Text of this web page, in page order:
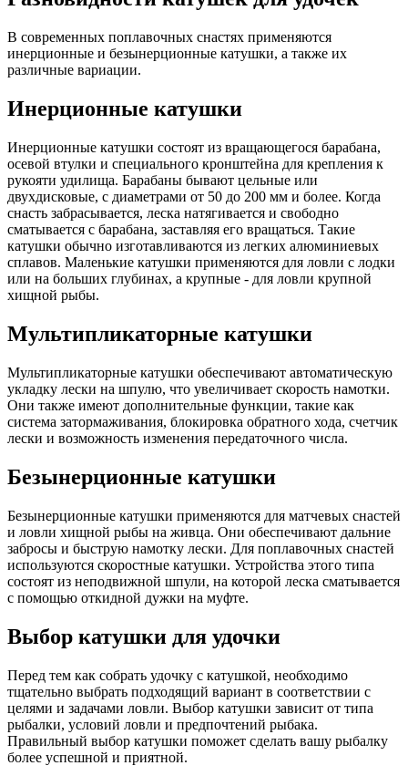
В современных поплавочных снастях применяются
инерционные и безынерционные катушки, а также их
различные вариации.
Инерционные катушки
Инерционные катушки состоят из вращающегося барабана,
осевой втулки и специального кронштейна для крепления к
рукояти удилища. Барабаны бывают цельные или
двухдисковые, с диаметрами от 50 до 200 мм и более. Когда
снасть забрасывается, леска натягивается и свободно
сматывается с барабана, заставляя его вращаться. Такие
катушки обычно изготавливаются из легких алюминиевых
сплавов. Маленькие катушки применяются для ловли с лодки
или на больших глубинах, а крупные - для ловли крупной
хищной рыбы.
Мультипликаторные катушки
Мультипликаторные катушки обеспечивают автоматическую
укладку лески на шпулю, что увеличивает скорость намотки.
Они также имеют дополнительные функции, такие как
система затормаживания, блокировка обратного хода, счетчик
лески и возможность изменения передаточного числа.
Безынерционные катушки
Безынерционные катушки применяются для матчевых снастей
и ловли хищной рыбы на живца. Они обеспечивают дальние
забросы и быструю намотку лески. Для поплавочных снастей
используются скоростные катушки. Устройства этого типа
состоят из неподвижной шпули, на которой леска сматывается
с помощью откидной дужки на муфте.
Выбор катушки для удочки
Перед тем как собрать удочку с катушкой, необходимо
тщательно выбрать подходящий вариант в соответствии с
целями и задачами ловли. Выбор катушки зависит от типа
рыбалки, условий ловли и предпочтений рыбака.
Правильный выбор катушки поможет сделать вашу рыбалку
более успешной и приятной.